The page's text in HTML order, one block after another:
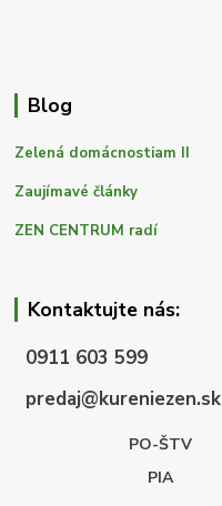
Blog
Zelená domácnostiam II
Zaujímavé články
ZEN CENTRUM radí
Kontaktujte nás:
0911 603 599
predaj@kureniezen.sk
PO-ŠTV
PIA